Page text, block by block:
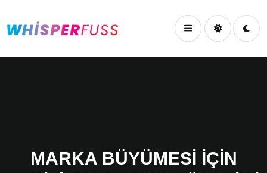
MARKA BÜYÜMESI İÇIN